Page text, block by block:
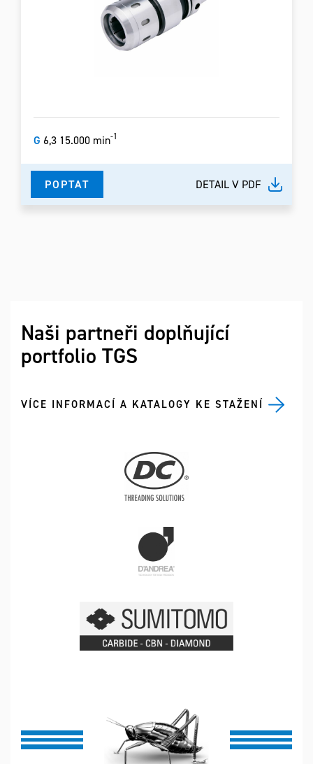
G 6,3 15.000 min-1
POPTAT DETAIL V PDF
Naši partneři doplňující
portfolio TGS
VÍCE INFORMACÍ A KATALOGY KE STAŽENÍ